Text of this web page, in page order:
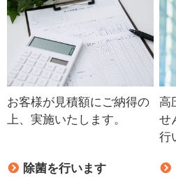
お客様が見積額にご納得の
上、実施いたします。
高
せ
行
除菌を行います